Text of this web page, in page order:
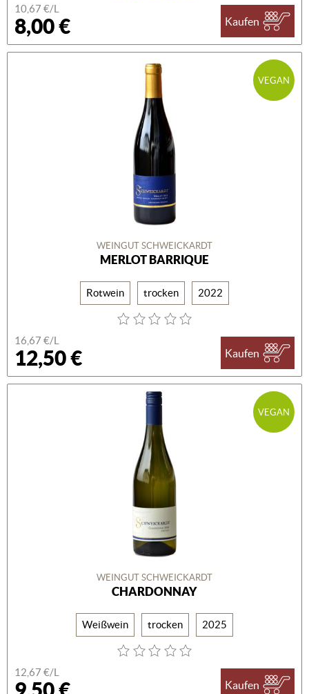
10,67 €/L
8,00 € Kaufen
VEGAN
WEINGUT SCHWEICKARDT
MERLOT BARRIQUE
Rotwein trocken 2022
16,67 €/L
12,50 € Kaufen
VEGAN
WEINGUT SCHWEICKARDT
CHARDONNAY
Weißwein trocken 2025
12,67 €/L
Kaufen